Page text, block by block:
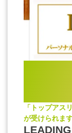
「トップアス
が受けられます